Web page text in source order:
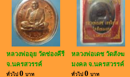
หลวงพ่ออุย วัดช่องคีรี
จ.นครสวรรค์
ทั่วไป 0 บาท
หลวงพ่อเดช วัดสังฆ
มงคล จ.นครสวรรค์
ทั่วไป 0 บาท